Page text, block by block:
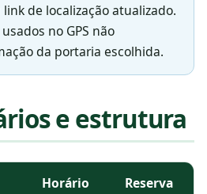
de localização atualizado.
no GPS não
da portaria escolhida.
e estrutura
do Aloísio, Piscinas Zé
Horário
Reserva